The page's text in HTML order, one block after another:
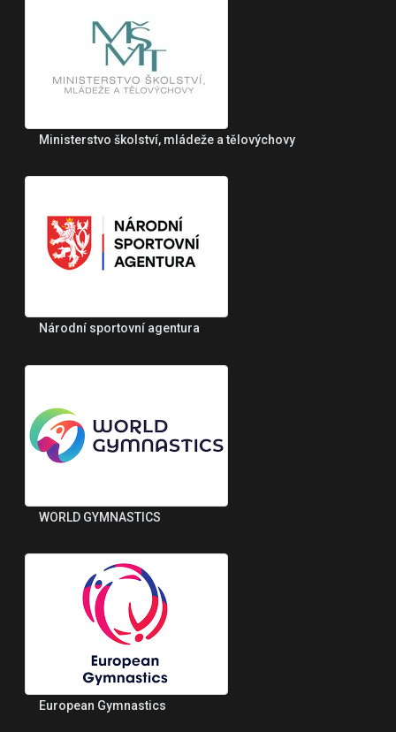
Ministerstvo školství, mládeže a tělovýchovy
Národní sportovní agentura
WORLD GYMNASTICS
European Gymnastics